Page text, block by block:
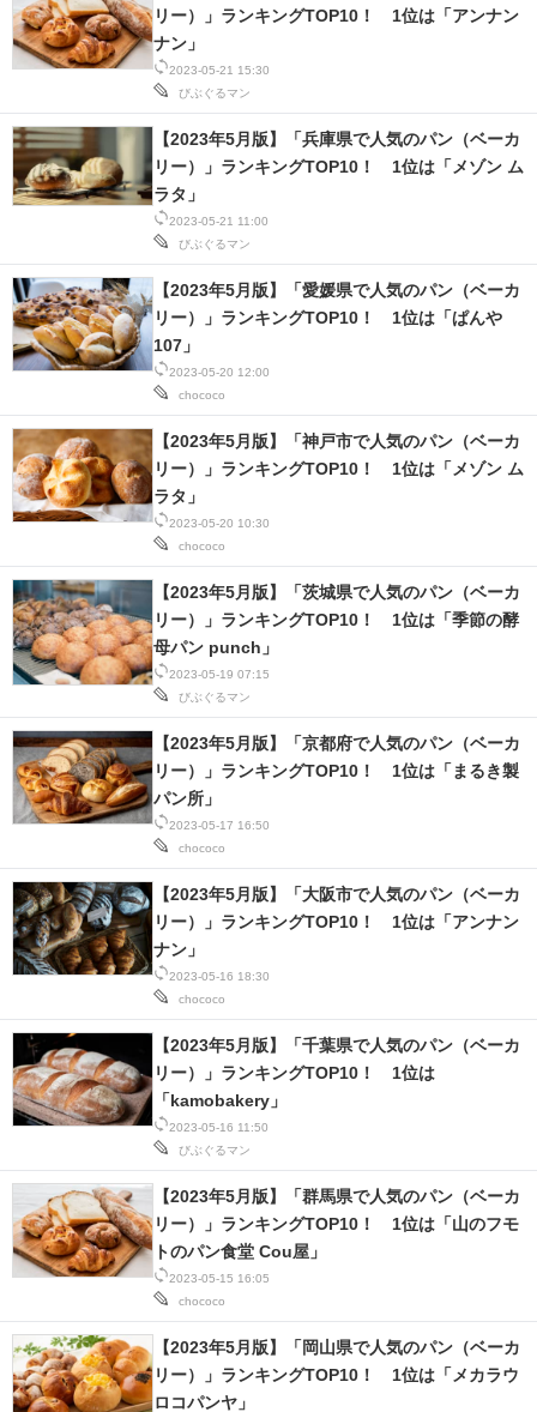
2023-05-21 15:30
びぶぐるマン
リー）」ランキングTOP10！ 1位は「アンナン
ナン」
2023-05-21 11:00
びぶぐるマン
【2023年5月版】「兵庫県で人気のパン（ベーカ
リー）」ランキングTOP10！ 1位は「メゾン ム
ラタ」
2023-05-20 12:00
chococo
【2023年5月版】「愛媛県で人気のパン（ベーカ
リー）」ランキングTOP10！ 1位は「ぱんや
107」
2023-05-20 10:30
chococo
【2023年5月版】「神戸市で人気のパン（ベーカ
リー）」ランキングTOP10！ 1位は「メゾン ム
ラタ」
2023-05-19 07:15
びぶぐるマン
【2023年5月版】「茨城県で人気のパン（ベーカ
リー）」ランキングTOP10！ 1位は「季節の酵
母パン punch」
2023-05-17 16:50
chococo
【2023年5月版】「京都府で人気のパン（ベーカ
リー）」ランキングTOP10！ 1位は「まるき製
パン所」
2023-05-16 18:30
chococo
【2023年5月版】「大阪市で人気のパン（ベーカ
リー）」ランキングTOP10！ 1位は「アンナン
ナン」
2023-05-16 11:50
びぶぐるマン
【2023年5月版】「千葉県で人気のパン（ベーカ
リー）」ランキングTOP10！ 1位は
「kamobakery」
2023-05-15 16:05
chococo
【2023年5月版】「群馬県で人気のパン（ベーカ
リー）」ランキングTOP10！ 1位は「山のフモ
トのパン食堂 Cou屋」
【2023年5月版】「岡山県で人気のパン（ベーカ
リー）」ランキングTOP10！ 1位は「メカラウ
ロコパンヤ」